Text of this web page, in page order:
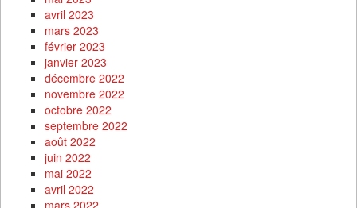
avril 2023
mars 2023
février 2023
janvier 2023
décembre 2022
novembre 2022
octobre 2022
septembre 2022
août 2022
juin 2022
mai 2022
avril 2022
mars 2022